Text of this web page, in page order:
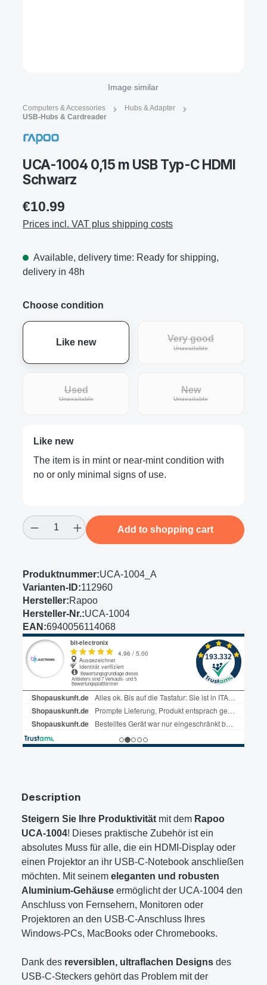
Image similar
Computers & Accessories
Hubs & Adapter
USB-Hubs & Cardreader
UCA-1004 0,15 m USB Typ-C HDMI
Schwarz
€10.99
Prices incl. VAT plus shipping costs
Available, delivery time: Ready for shipping,
delivery in 48h
Choose condition
Like new Very good
Unavailable(This option is
Used
Unavailable(This option is currently unavailable.)
New
Unavailable(This option is
Like new
The item is in mint or near-mint condition with
no or only minimal signs of use.
Product Quantity: Enter the desired
Add to shopping cart
Produktnummer:UCA-1004_A
Varianten-ID:112960
Hersteller:Rapoo
Hersteller-Nr.:UCA-1004
EAN:6940056114068
Description
Steigern Sie Ihre Produktivität mit dem Rapoo
UCA-1004! Dieses praktische Zubehör ist ein
absolutes Muss für alle, die ein HDMI-Display oder
einen Projektor an ihr USB-C-Notebook anschließen
möchten. Mit seinem eleganten und robusten
Aluminium-Gehäuse ermöglicht der UCA-1004 den
Anschluss von Fernsehern, Monitoren oder
Projektoren an den USB-C-Anschluss Ihres
Windows-PCs, MacBooks oder Chromebooks.
Dank des reversiblen, ultraflachen Designs des
USB-C-Steckers gehört das Problem mit der